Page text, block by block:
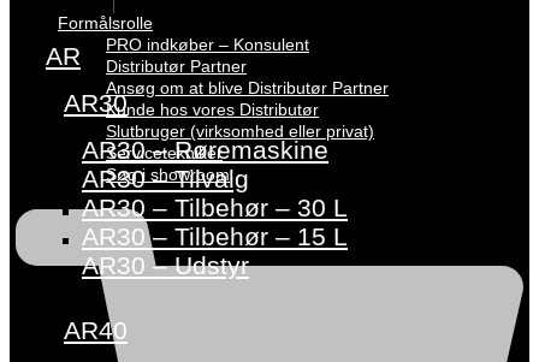
Formålsrolle
PRO indkøber – Konsulent
Distributør Partner
Ansøg om at blive Distributør Partner
Kunde hos vores Distributør
Slutbruger (virksomhed eller privat)
Servicetekniker
Søg i showroom
AR
AR30
AR30 – Røremaskine
AR30 – Tilvalg
AR30 – Tilbehør – 30 L
AR30 – Tilbehør – 15 L
AR30 – Udstyr
AR40